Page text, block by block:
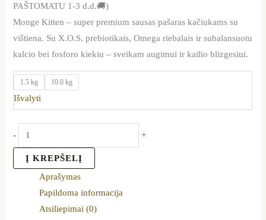
PAŠTOMATU 1-3 d.d.🚚)
Monge Kitten – super premium sausas pašaras kačiukams su
vištiena. Su X.O.S. prebiotikais, Omega riebalais ir subalansuotu
kalcio bei fosforo kiekiu – sveikam augimui ir kailio blizgesiui.
1.5 kg 10.0 kg
Išvalyti
- +
Į KREPŠELĮ
Aprašymas
Papildoma informacija
Atsiliepimai (0)